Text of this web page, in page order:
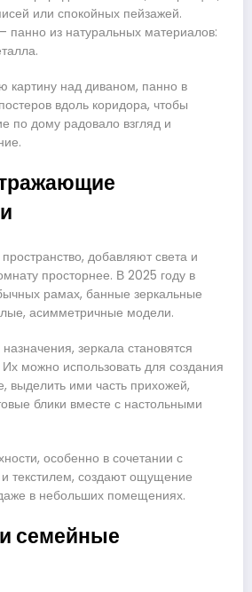
или спокойных пейзажей.
панно из натуральных материалов:
картину над диваном, панно в
вдоль коридора, чтобы
по дому радовало взгляд и
добавляют света и
просторнее. В 2025 году в
рамах, банные зеркальные
асимметричные модели.
зеркала становятся
можно использовать для создания
выделить ими часть прихожей,
блики вместе с настольными
особенно в сочетании с
текстилем, создают ощущение
в небольших помещениях.
семейные